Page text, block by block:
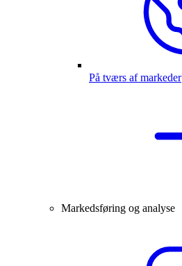
På tværs af markeder
Markedsføring og analyse